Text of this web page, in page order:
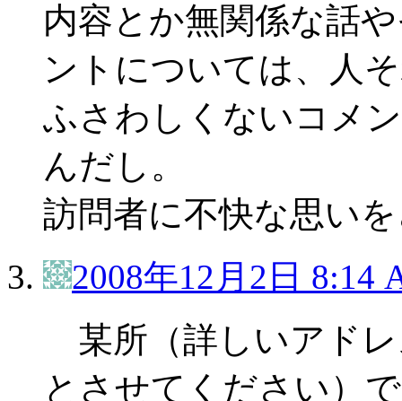
内容とか無関係な話
ントについては、人
ふさわしくないコメ
んだし。
訪問者に不快な思い
2008年12月2日 8:14
某所（詳しいアド
とさせてください）